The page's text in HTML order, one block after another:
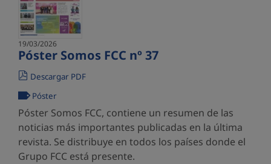
19/03/2026
Póster Somos FCC nº 37
Descargar PDF
Póster
Póster Somos FCC, contiene un resumen de las
noticias más importantes publicadas en la última
revista. Se distribuye en todos los países donde el
Grupo FCC está presente.